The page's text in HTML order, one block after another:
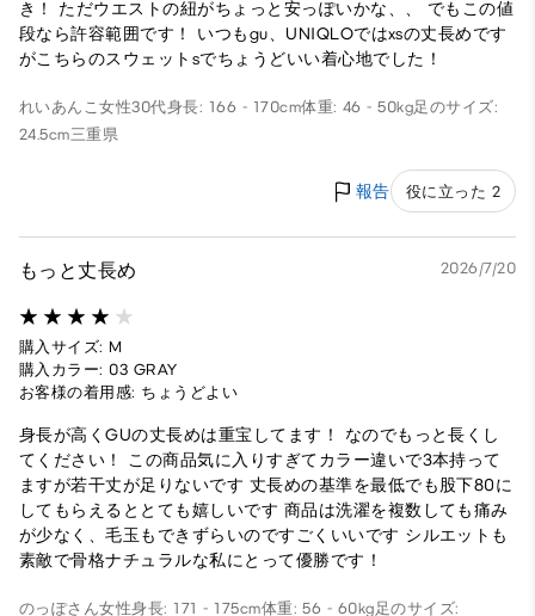
き！ ただウエストの紐がちょっと安っぽいかな、、 でもこの値
段なら許容範囲です！ いつもgu、UNIQLOではxsの丈長めです
がこちらのスウェットsでちょうどいい着心地でした！
れいあんこ女性30代身長: 166 - 170cm体重: 46 - 50kg足のサイズ:
24.5cm三重県
報告 役に立った 2
もっと丈長め 2026/7/20
購入サイズ: M
購入カラー: 03 GRAY
お客様の着用感: ちょうどよい
身長が高くGUの丈長めは重宝してます！ なのでもっと長くし
てください！ この商品気に入りすぎてカラー違いで3本持って
ますが若干丈が足りないです 丈長めの基準を最低でも股下80に
してもらえるととても嬉しいです 商品は洗濯を複数しても痛み
が少なく、毛玉もできずらいのですごくいいです シルエットも
素敵で骨格ナチュラルな私にとって優勝です！
のっぽさん女性身長: 171 - 175cm体重: 56 - 60kg足のサイズ: